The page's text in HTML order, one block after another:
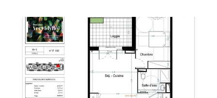
NARBONNE 11
43,30 m2, 2 pièces
Ref : 5379
Appartement F2 à vendre
156 000 €